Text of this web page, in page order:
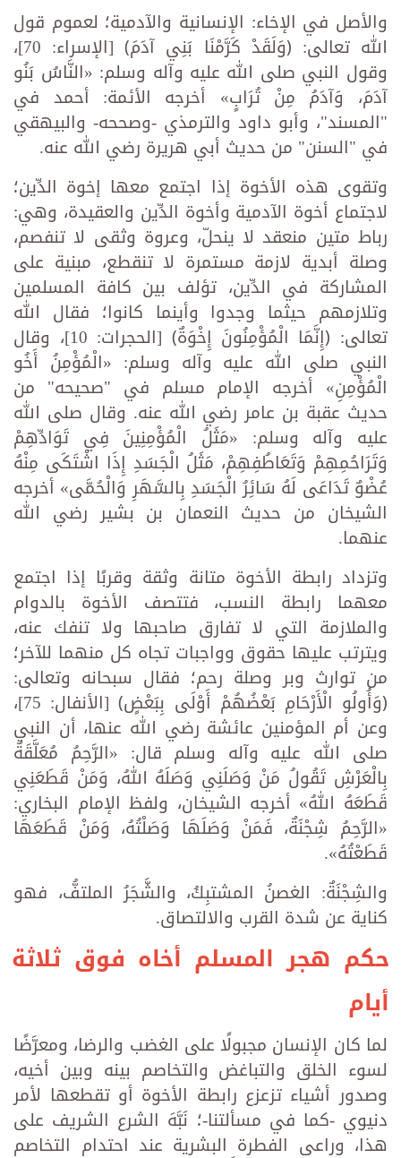
والأصل في الإخاء: الإنسانية والآدمية؛ لعموم قول
الله تعالى: ﴿وَلَقَدْ كَرَّمْنَا بَنِي آدَمَ﴾ [الإسراء: 70]،
وقول النبي صلى الله عليه وآله وسلم: «النَّاسُ بَنُو
آدَمَ، وَآدَمُ مِنْ تُرَابٍ» أخرجه الأئمة: أحمد في
"المسند"، وأبو داود والترمذي -وصححه- والبيهقي
في "السنن" من حديث أبي هريرة رضي الله عنه.
وتقوى هذه الأخوة إذا اجتمع معها إخوة الدِّين؛
لاجتماع أخوة الآدمية وأخوة الدِّين والعقيدة، وهي:
رباط متين منعقد لا ينحلّ، وعروة وثقى لا تنفصم،
وصلة أبدية لازمة مستمرة لا تنقطع، مبنية على
المشاركة في الدِّين، تؤلف بين كافة المسلمين
وتلازمهم حيثما وجدوا وأينما كانوا؛ فقال الله
تعالى: ﴿إِنَّمَا الْمُؤْمِنُونَ إِخْوَةٌ﴾ [الحجرات: 10]، وقال
النبي صلى الله عليه وآله وسلم: «الْمُؤْمِنُ أَخُو
الْمُؤْمِنِ» أخرجه الإمام مسلم في "صحيحه" من
حديث عقبة بن عامر رضي الله عنه. وقال صلى الله
عليه وآله وسلم: «مَثَلُ الْمُؤْمِنِينَ فِي تَوَادِّهِمْ
وَتَرَاحُمِهِمْ وَتَعَاطُفِهِمْ، مَثَلُ الْجَسَدِ إِذَا اشْتَكَى مِنْهُ
عُضْوٌ تَدَاعَى لَهُ سَائِرُ الْجَسَدِ بِالسَّهَرِ وَالْحُمَّى» أخرجه
الشيخان من حديث النعمان بن بشير رضي الله
عنهما.
وتزداد رابطة الأخوة متانة وثقة وقربًا إذا اجتمع
معهما رابطة النسب، فتتصف الأخوة بالدوام
والملازمة التي لا تفارق صاحبها ولا تنفك عنه،
ويترتب عليها حقوق وواجبات تجاه كل منهما للآخر؛
من توارث وبر وصلة رحم؛ فقال سبحانه وتعالى:
﴿وَأُولُو الْأَرْحَامِ بَعْضُهُمْ أَوْلَى بِبَعْضٍ﴾ [الأنفال: 75]،
وعن أم المؤمنين عائشة رضي الله عنها، أن النبي
صلى الله عليه وآله وسلم قال: «الرَّحِمُ مُعَلَّقَةٌ
بِالْعَرْشِ تَقُولُ مَنْ وَصَلَنِي وَصَلَهُ اللهُ، وَمَنْ قَطَعَنِي
قَطَعَهُ اللهُ» أخرجه الشيخان، ولفظ الإمام البخاري:
«الرَّحِمُ شِجْنَةٌ، فَمَنْ وَصَلَهَا وَصَلْتُهُ، وَمَنْ قَطَعَهَا
قَطَعْتُهُ».
والشِجْنَةٌ: الغصنُ المشتبِكُ، والشَّجَرُ الملتفُّ، فهو
كناية عن شدة القرب والالتصاق.
حكم هجر المسلم أخاه فوق ثلاثة
أيام
لما كان الإنسان مجبولًا على الغضب والرضا، ومعرَّضًا
لسوء الخلق والتباغض والتخاصم بينه وبين أخيه،
وصدور أشياء تزعزع رابطة الأخوة أو تقطعها لأمر
دنيوي -كما في مسألتنا-؛ نَبَّهَ الشرع الشريف على
هذا، وراعى الفطرة البشرية عند احتدام التخاصم